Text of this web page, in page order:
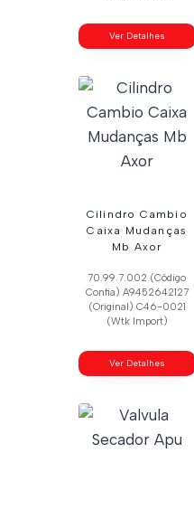
Ver Detalhes
Cilindro Cambio
Caixa Mudanças
Mb Axor
70.99.7.002 (Código
Confia) A9452642127
(Original) C46-0021
(Wtk Import)
Ver Detalhes